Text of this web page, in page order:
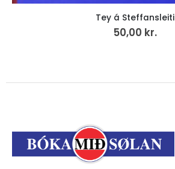
Tey á Steffansleiti
50,00 kr.